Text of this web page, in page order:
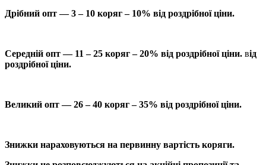
Дрібний опт — 3 – 10 коряг – 10% від роздрібної ціни.
Середній опт — 11 – 25 коряг – 20% від роздрібної ціни. від
роздрібної ціни.
Великий опт — 26 – 40 коряг – 35% від роздрібної ціни.
Знижки нараховуються на первинну вартість коряги.